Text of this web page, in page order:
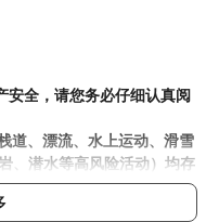
安全，请您务必仔细认真阅
道、漂流、水上运动、滑雪
、潜水等高风险活动）均存
充分了解《安全防护指
等情况并充分参考当地相关